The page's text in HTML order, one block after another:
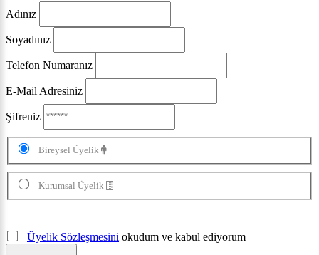
Adınız
Soyadınız
Telefon Numaranız
E-Mail Adresiniz
Şifreniz
Bireysel Üyelik
Kurumsal Üyelik
Üyelik Sözleşmesini okudum ve kabul ediyorum